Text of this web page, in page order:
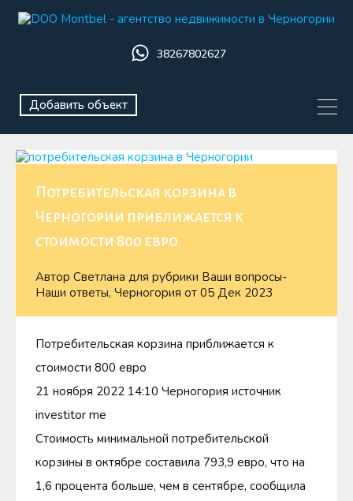
38267802627
Добавить объект
Потребительская корзина в
Черногории приближается к
стоимости 800 евро
Автор Светлана для рубрики Ваши вопросы-
Наши ответы, Черногория от 05 Дек 2023
Потребительская корзина приближается к
стоимости 800 евро
21 ноября 2022 14:10 Черногория источник
investitor me
Стоимость минимальной потребительской
корзины в октябре составила 793,9 евро, что на
1,6 процента больше, чем в сентябре, сообщила